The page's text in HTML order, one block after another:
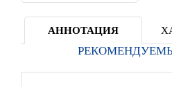
АННОТАЦИЯ